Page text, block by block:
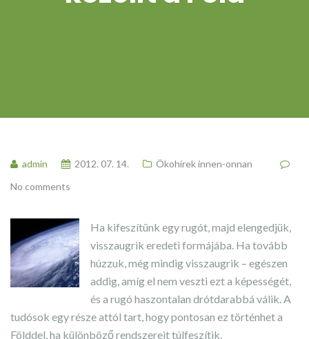
admin 2012. 07. 14.
Ökohírek innen-onnan
No comments
Ha kifeszítünk egy rugót, majd elengedjük,
visszaugrik eredeti formájába. Ha tovább
húzzuk, még mindig visszaugrik – egészen
addig, amíg el nem veszti ezt a képességét,
és a rugó haszontalan drótdarabbá válik. A
tudósok egy része attól tart, hogy pontosan ez történhet a
Földdel, ha különböző rendszereit túlfeszítik.